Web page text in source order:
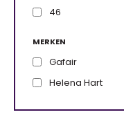
46
MERKEN
Gafair
Helena Hart